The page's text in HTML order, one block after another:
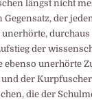
längst nicht
Gegensatz, der
der
ebenso unerhörte
der
die der